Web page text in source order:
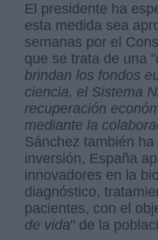
El presidente ha
esta medida sea
semanas por el
que se trata de una "
brindan los fondos
ciencia, el Sistema
recuperación
mediante la
Sánchez también
inversión, España
innovadores en la
diagnóstico,
pacientes, con el
de vida" de la